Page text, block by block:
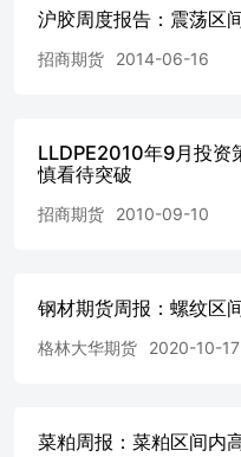
示：成本塌陷；需求
有限公司
城天人大厦19-20楼
期货研究所 资料来
Wind，信达期货研究
CCF，信达期货研究
数据来源：Wind，信
期货研究所 免责声
称“信达期货”）制作
何人不得对本报告所
沪胶周度报告：震荡区
招商期货 2014-06-16
LLDPE2010年9月投资
慎看待突破
招商期货 2010-09-10
钢材期货周报：螺纹区
格林大华期货 2020-10-17
菜粕周报：菜粕区间内